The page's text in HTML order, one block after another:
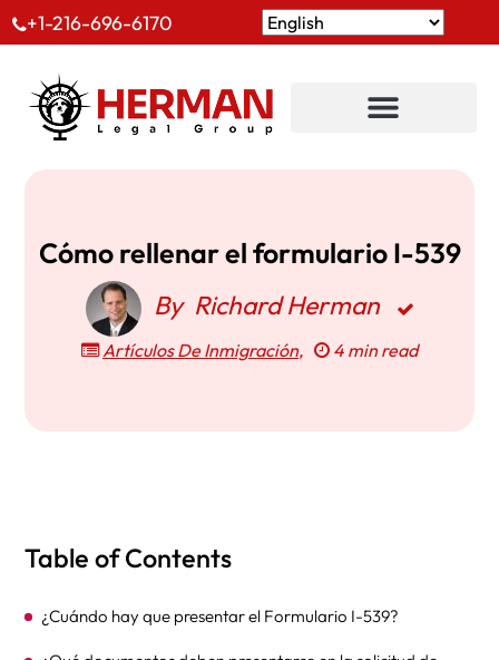
+1-216-696-6170
Cómo rellenar el formulario I-539
By Richard Herman
Artículos De Inmigración, 4 min read
Table of Contents
¿Cuándo hay que presentar el Formulario I-539?